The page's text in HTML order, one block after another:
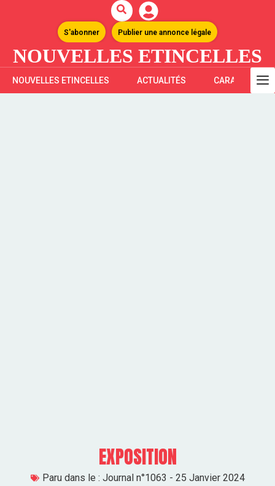
S'abonner Publier une annonce légale
NOUVELLES ETINCELLES
NOUVELLES ETINCELLES ACTUALITÉS CARAÏBES
EXPOSITION
Paru dans le : Journal n°1063 - 25 Janvier 2024